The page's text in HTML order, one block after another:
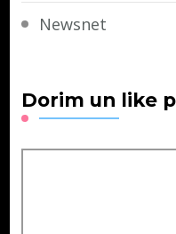
Newsnet
Dorim un like